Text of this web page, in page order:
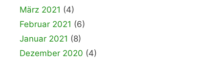
März 2021 (4)
Februar 2021 (6)
Januar 2021 (8)
Dezember 2020 (4)